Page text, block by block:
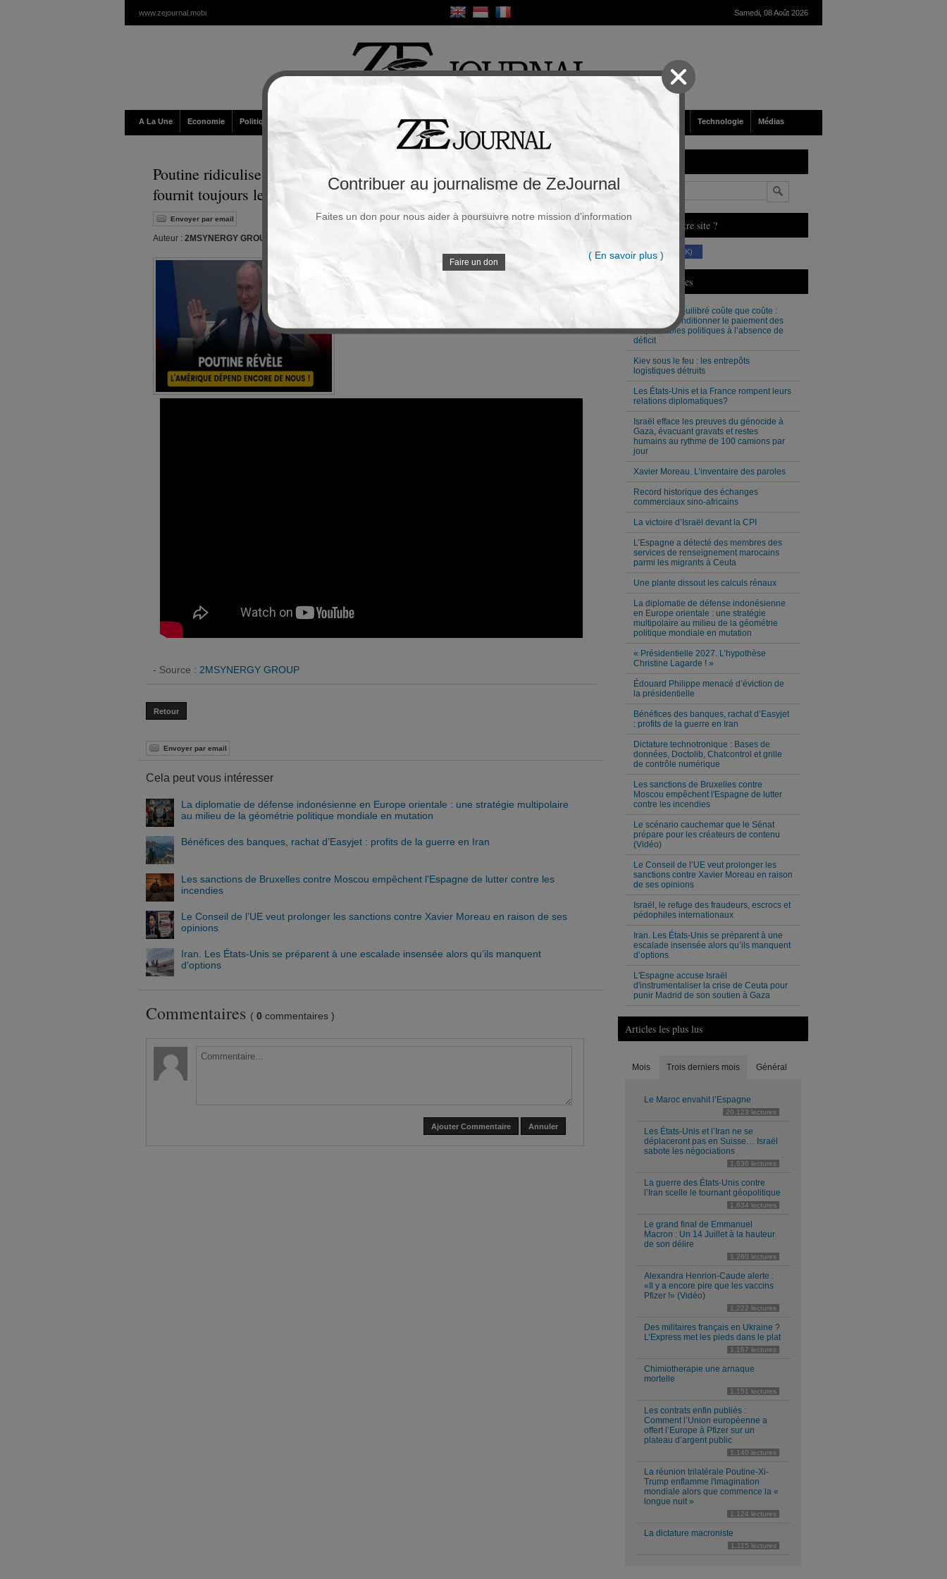
www.zejournal.mobi Samedi, 08 Août 2026
A La Une Economie Politique / Géopolitique Religion Sport France / Europe Société Technologie Médias
Poutine ridiculise les sanctions : l’Europe en récession, la Russie
fournit toujours les États-Unis
Envoyer par email Souscrire à la newsletter
Auteur : 2MSYNERGY GROUP
Poutine révèle la vérité choc : malgré les sanctions,
l’Amérique dépend toujours du nucléaire russe.
Analyse exclusive et conséquences géopolitiques.
- Source : 2MSYNERGY GROUP
Retour
Envoyer par email
Cela peut vous intéresser
La diplomatie de défense indonésienne en Europe orientale : une stratégie multipolaire
au milieu de la géométrie politique mondiale en mutation
Bénéfices des banques, rachat d’Easyjet : profits de la guerre en Iran
Les sanctions de Bruxelles contre Moscou empêchent l'Espagne de lutter contre les
incendies
Le Conseil de l’UE veut prolonger les sanctions contre Xavier Moreau en raison de ses
opinions
Iran. Les États-Unis se préparent à une escalade insensée alors qu’ils manquent
d’options
Commentaires ( 0 commentaires )
Ajouter Commentaire Annuler
Vous aimez notre site ?
(230 K)
Derniers Articles
Un budget équilibré coûte que coûte :
Milei veut conditionner le paiement des
responsables politiques à l’absence de
déficit
Kiev sous le feu : les entrepôts
logistiques détruits
Les États-Unis et la France rompent leurs
relations diplomatiques?
Israël efface les preuves du génocide à
Gaza, évacuant gravats et restes
humains au rythme de 100 camions par
jour
Xavier Moreau. L’inventaire des paroles
Record historique des échanges
commerciaux sino-africains
La victoire d’Israël devant la CPI
L’Espagne a détecté des membres des
services de renseignement marocains
parmi les migrants à Ceuta
Une plante dissout les calculs rénaux
La diplomatie de défense indonésienne
en Europe orientale : une stratégie
multipolaire au milieu de la géométrie
politique mondiale en mutation
« Présidentielle 2027. L’hypothèse
Christine Lagarde ! »
Édouard Philippe menacé d’éviction de
la présidentielle
Bénéfices des banques, rachat d’Easyjet
: profits de la guerre en Iran
Dictature technotronique : Bases de
données, Doctolib, Chatcontrol et grille
de contrôle numérique
Les sanctions de Bruxelles contre
Moscou empêchent l'Espagne de lutter
contre les incendies
Le scénario cauchemar que le Sénat
prépare pour les créateurs de contenu
(Vidéo)
Le Conseil de l’UE veut prolonger les
sanctions contre Xavier Moreau en raison
de ses opinions
Israël, le refuge des fraudeurs, escrocs et
pédophiles internationaux
Iran. Les États-Unis se préparent à une
escalade insensée alors qu’ils manquent
d’options
L'Espagne accuse Israël
d'instrumentaliser la crise de Ceuta pour
punir Madrid de son soutien à Gaza
Articles les plus lus
Mois Trois derniers mois Général
Le Maroc envahit l’Espagne
20,123 lectures
Les États-Unis et l’Iran ne se
déplaceront pas en Suisse… Israël
sabote les négociations
1,636 lectures
La guerre des États-Unis contre
l’Iran scelle le tournant géopolitique
1,634 lectures
Le grand final de Emmanuel
Macron : Un 14 Juillet à la hauteur
de son délire
1,260 lectures
Alexandra Henrion-Caude alerte :
«Il y a encore pire que les vaccins
Pfizer !» (Vidéo)
1,222 lectures
Des militaires français en Ukraine ?
L’Express met les pieds dans le plat
1,167 lectures
Chimiotherapie une arnaque
mortelle
1,151 lectures
Les contrats enfin publiés :
Comment l’Union européenne a
offert l’Europe à Pfizer sur un
plateau d’argent public
1,140 lectures
La réunion trilatérale Poutine-Xi-
Trump enflamme l'imagination
mondiale alors que commence la «
longue nuit »
1,124 lectures
La dictature macroniste
1,115 lectures
Contribuer au journalisme de ZeJournal
Faites un don pour nous aider à poursuivre notre mission d’information
Faire un don
( En savoir plus )